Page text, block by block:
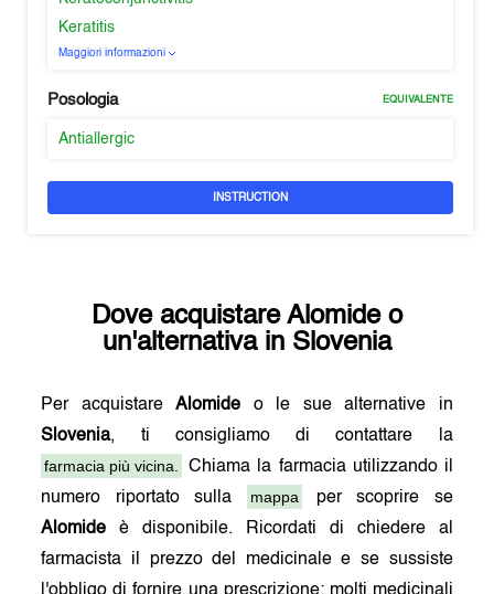
Keratitis
Maggiori informazioni
Posologia EQUIVALENTE
Antiallergic
INSTRUCTION
Dove acquistare Alomideo
un'alternativa in Slovenia
Per acquistareAlomide o le sue alternative in
Slovenia, ti consigliamo di contattare la
farmacia più vicina.
Chiama la farmacia utilizzando il
numero riportato sulla
mappa
per scoprire se
Alomide è disponibile. Ricordati di chiedere al
farmacista il prezzo del medicinale e se sussiste